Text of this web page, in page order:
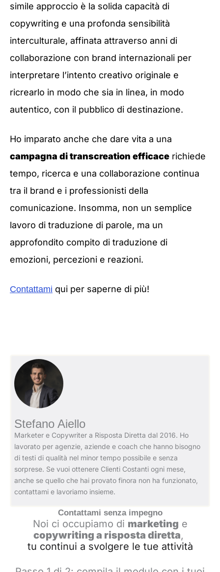
simile approccio è la solida capacità di
copywriting e una profonda sensibilità
interculturale, affinata attraverso anni di
collaborazione con brand internazionali per
interpretare l’intento creativo originale e
ricrearlo in modo che sia in linea, in modo
autentico, con il pubblico di destinazione.
Ho imparato anche che dare vita a una
campagna di transcreation efficace richiede
tempo, ricerca e una collaborazione continua
tra il brand e i professionisti della
comunicazione. Insomma, non un semplice
lavoro di traduzione di parole, ma un
approfondito compito di traduzione di
emozioni, percezioni e reazioni.
Contattami qui per saperne di più!
Stefano Aiello
Marketer e Copywriter a Risposta Diretta dal 2016. Ho
lavorato per agenzie, aziende e coach che hanno bisogno
di testi di qualità nel minor tempo possibile e senza
sorprese. Se vuoi ottenere Clienti Costanti ogni mese,
anche se quello che hai provato finora non ha funzionato,
contattami e lavoriamo insieme.
Contattami senza impegno
Noi ci occupiamo di marketing e
copywriting a risposta diretta,
tu continui a svolgere le tue attività